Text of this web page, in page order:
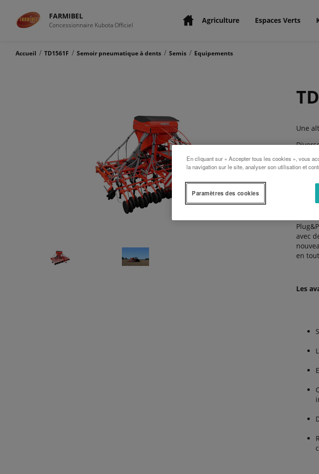
FARMIBEL
Concessionnaire Kubota Officiel Agriculture Espaces Verts
Accueil / TD1561F / Semoir pneumatique à dents / Semis / Equipements
Une
du
avec
en
Les
En cliquant sur « Accepter tous les cookies », vous
la navigation sur le site, analyser son utilisation et
Paramètres des cookies